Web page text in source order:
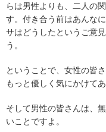
らは男性よりも、二人の
す。付き合う前はあんな
サはどうしたというご意
う。
ということで、女性の皆
もっと優しく気にかけて
そして男性の皆さんは、
いことですよ。